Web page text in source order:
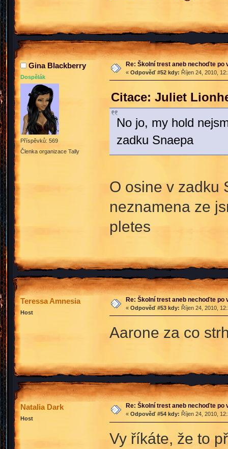
Gina Blackberry
Dospělák
Příspěvků: 569
Členka organizace Tally
Re: Školní trest aneb nechoďte po
« Odpověď #52 kdy: Říjen 24, 2010,
Citace: Juliet
No jo, my hold
zadku Snaepa
O osine v zadku
neznamena ze
pletes
Teressa Amnesia
Host
Re: Školní trest aneb nechoďte po
« Odpověď #53 kdy: Říjen 24, 2010,
Aarone za co
Natalia Dark
Host
Re: Školní trest aneb nechoďte po
« Odpověď #54 kdy: Říjen 24, 2010,
Vy říkáte, že to